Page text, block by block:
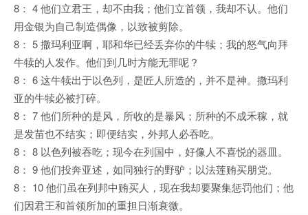
8： 4 他们立君王，却不由我；他们立首领，我却不认。他们
用金银为自己制造偶像，以致被剪除。
8： 5 撒玛利亚啊，耶和华已经丢弃你的牛犊；我的怒气向拜
牛犊的人发作。他们到几时方能无罪呢？
8： 6 这牛犊出于以色列，是匠人所造的，并不是神。撒玛利
亚的牛犊必被打碎。
8： 7 他们所种的是风，所收的是暴风；所种的不成禾稼，就
是发苗也不结实；即便结实，外邦人必吞吃。
8： 8 以色列被吞吃；现今在列国中，好像人不喜悦的器皿。
8： 9 他们投奔亚述，如同独行的野驴；以法莲贿买朋党。
8： 10 他们虽在列邦中贿买人，现在我却要聚集惩罚他们；他
们因君王和首领所加的重担日渐衰微。